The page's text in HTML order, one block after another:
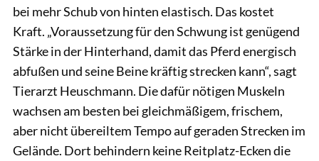
bei mehr Schub von hinten elastisch. Das kostet
Kraft. „Voraussetzung für den Schwung ist genügend
Stärke in der Hinterhand, damit das Pferd energisch
abfußen und seine Beine kräftig strecken kann“, sagt
Tierarzt Heuschmann. Die dafür nötigen Muskeln
wachsen am besten bei gleichmäßigem, frischem,
aber nicht übereiltem Tempo auf geraden Strecken im
Gelände. Dort behindern keine Reitplatz-Ecken die